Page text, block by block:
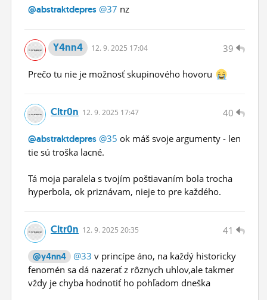
@abstraktdepres @37 nz
39
Y4nn4 12. 9. 2025 17:04
Prečo tu nie je možnosť skupinového hovoru
40
Cltr0n 12. 9. 2025 17:47
@abstraktdepres @35 ok máš svoje argumenty - len
tie sú troška lacné.
Tá moja paralela s tvojím poštiavaním bola trocha
hyperbola, ok priznávam, nieje to pre každého.
41
Cltr0n 12. 9. 2025 20:35
@y4nn4 @33 v princípe áno, na každý historicky
fenomén sa dá nazerať z rôznych uhlov,ale takmer
vždy je chyba hodnotiť ho pohľadom dneška